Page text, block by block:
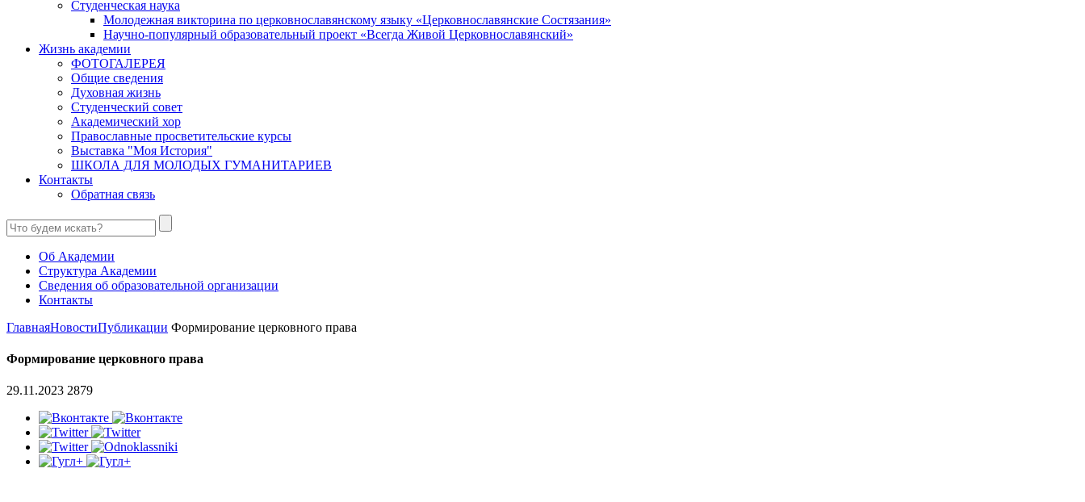
Студенческая наука
Молодежная викторина по церковнославянскому языку «Церковнославянские Состязания»
Научно-популярный образовательный проект «Всегда Живой Церковнославянский»
Жизнь академии
ФОТОГАЛЕРЕЯ
Общие сведения
Духовная жизнь
Студенческий совет
Академический хор
Православные просветительские курсы
Выставка "Моя История"
ШКОЛА ДЛЯ МОЛОДЫХ ГУМАНИТАРИЕВ
Контакты
Обратная связь
Об Академии
Структура Академии
Сведения об образовательной организации
Контакты
ГлавнаяНовостиПубликации Формирование церковного права
Формирование церковного права
29.11.2023 2879